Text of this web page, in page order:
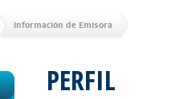
Información de Emisora
PERFIL